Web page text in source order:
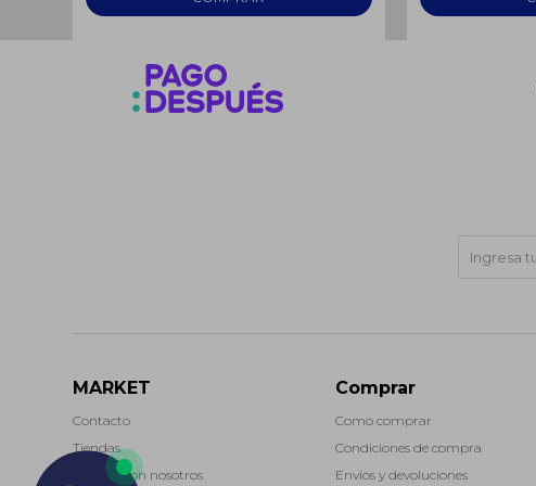
MARKET
Contacto
Tiendas
Trabaja con nosotros
Comprar
Como comprar
Condiciones de compra
Envíos y devoluciones